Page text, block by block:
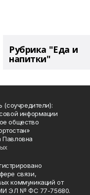
Рубрика "Еда и
напитки"
(соучредители):
информации
общество
Павловна
связи,
коммуникаций от
ЭЛ № ФС 77-75680.